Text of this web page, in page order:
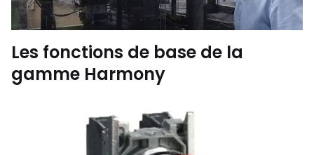
Les fonctions de base de la
gamme Harmony